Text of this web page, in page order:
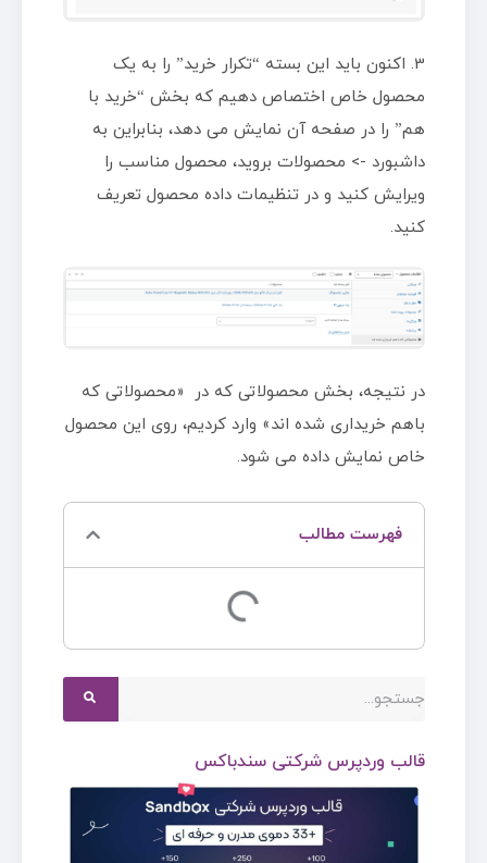
فهرست مطالب
قالب وردپرس شرکتی سندباکس
3. اکنون باید این بسته “تکرار خرید” را به یک
محصول خاص اختصاص دهیم که بخش “خرید با
هم” را در صفحه آن نمایش می دهد، بنابراین به
داشبورد -> محصولات بروید، محصول مناسب را
ویرایش کنید و در تنظیمات داده محصول تعریف
کنید.
در نتیجه، بخش محصولاتی که در «محصولاتی که
باهم خریداری شده اند» وارد کردیم، روی این محصول
خاص نمایش داده می شود.